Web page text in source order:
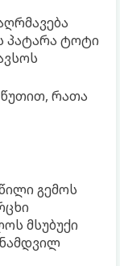
პატარა ტოტი
წუთით, რათა
გემოს
მსუბუქი